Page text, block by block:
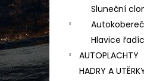
Sluneční
Hlavice
AUTOPLACHTY
HADRY A